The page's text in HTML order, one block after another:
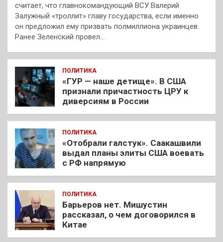
считает, что главнокомандующий ВСУ Валерий
Залужный «троллит» главу государства, если именно
он предложил ему призвать полмиллиона украинцев.
Ранее Зеленский провел…
ПОЛИТИКА
«ГУР — наше детище». В США
признали причастность ЦРУ к
диверсиям в России
ПОЛИТИКА
«Отобрали галстук». Саакашвили
выдал планы элиты США воевать
с РФ напрямую
ПОЛИТИКА
Барьеров нет. Мишустин
рассказал, о чем договорился в
Китае